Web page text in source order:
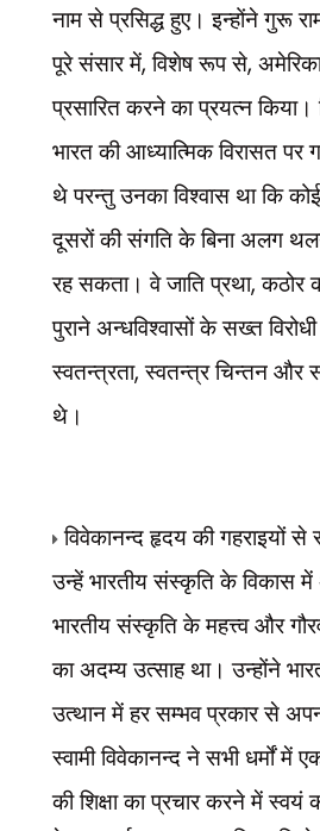
नाम से प्रसिद्ध हुए। इन्होंने गुरू
पूरे संसार में,विशेष रूप से,
प्रसारित करने का प्रयत्न किया।
भारत की आध्यात्मिक विरासत पर
थे परन्तु उनका विश्वास था कि कोई
दूसरों की संगति के बिना अलग
रह सकता। वे जाति प्रथा,कठोर
पुराने अन्धविश्वासों के सख्त
स्वतन्त्रता,स्वतन्त्र चिन्तन और
थे।
विवेकानन्द हृदय की गहराइयों
उन्हें भारतीय संस्कृति के विकास में
भारतीय संस्कृति के महत्त्व और
का अदम्य उत्साह था। उन्होंने
उत्थान में हर सम्भव प्रकार से
स्वामी विवेकानन्द ने सभी धर्मों में
की शिक्षा का प्रचार करने में स्वयं